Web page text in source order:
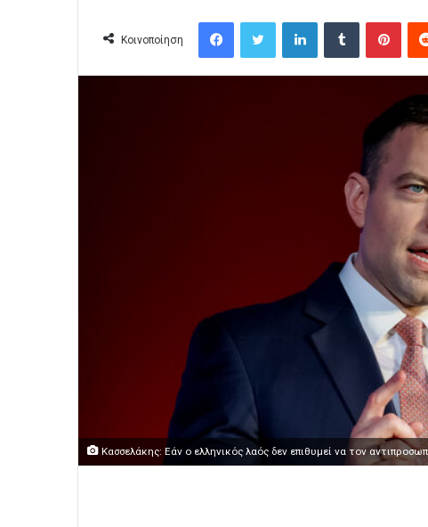
Κοινοποίηση
Κασσελάκης: Εάν ο ελληνικός λαός δεν επιθυμεί να τον